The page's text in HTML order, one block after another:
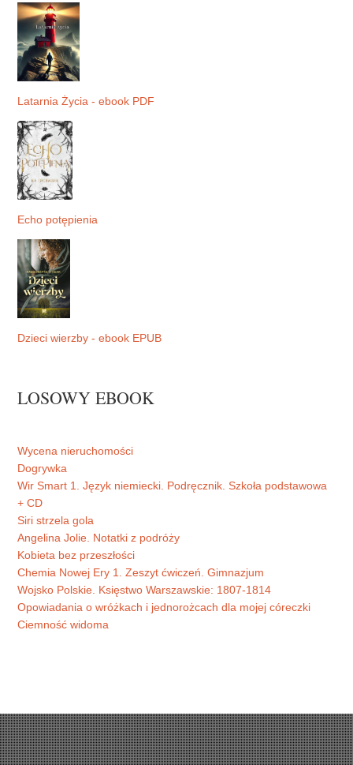
Latarnia Życia - ebook PDF
Echo potępienia
Dzieci wierzby - ebook EPUB
LOSOWY EBOOK
Wycena nieruchomości
Dogrywka
Wir Smart 1. Język niemiecki. Podręcznik. Szkoła podstawowa
+ CD
Siri strzela gola
Angelina Jolie. Notatki z podróży
Kobieta bez przeszłości
Chemia Nowej Ery 1. Zeszyt ćwiczeń. Gimnazjum
Wojsko Polskie. Księstwo Warszawskie: 1807-1814
Opowiadania o wróżkach i jednorożcach dla mojej córeczki
Ciemność widoma